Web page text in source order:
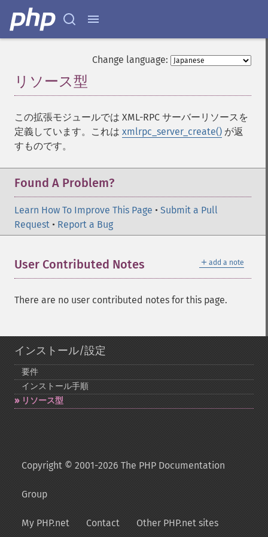
Change language:
リソース型
この拡張モジュールでは XML-RPC サーバーリソースを
定義しています。これは xmlrpc_server_create() が返
すものです。
Found A Problem?
Learn How To Improve This Page • Submit a Pull
Request • Report a Bug
＋ add a note
User Contributed Notes
There are no user contributed notes for this page.
インストール/設定
要件
インストール手順
リソース型
Copyright © 2001-2026 The PHP Documentation
Group
My PHP.net Contact Other PHP.net sites